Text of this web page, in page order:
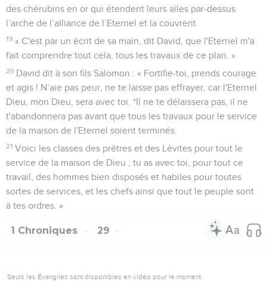
des chérubins en or qui étendent leurs ailes par-dessus
l’arche de l’alliance de l’Eternel et la couvrent.
19 « C'est par un écrit de sa main, dit David, que l'Eternel m'a
fait comprendre tout cela, tous les travaux de ce plan. »
20 David dit à son fils Salomon : « Fortifie-toi, prends courage
et agis ! N’aie pas peur, ne te laisse pas effrayer, car l'Eternel
Dieu, mon Dieu, sera avec toi. *Il ne te délaissera pas, il ne
t'abandonnera pas avant que tous les travaux pour le service
de la maison de l'Eternel soient terminés.
21 Voici les classes des prêtres et des Lévites pour tout le
service de la maison de Dieu ; tu as avec toi, pour tout ce
travail, des hommes bien disposés et habiles pour toutes
sortes de services, et les chefs ainsi que tout le peuple sont
à tes ordres. »
1 Chroniques 29
Seuls les Évangiles sont disponibles en vidéo pour le moment.